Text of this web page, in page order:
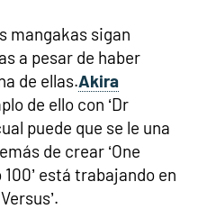
mangakas sigan
a pesar de haber
de ellas.Akira
de ello con ‘Dr
puede que se le una
de crear ‘One
100’ está trabajando en